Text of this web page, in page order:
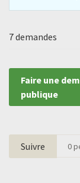
7 demandes
Faire une
publique
Suivre 0